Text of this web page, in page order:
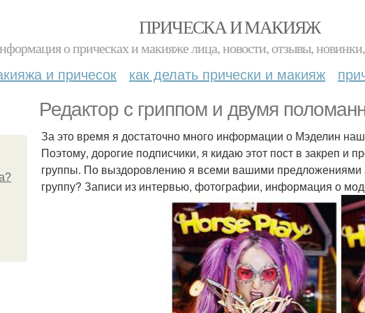
ПРИЧЕСКА И МАКИЯЖ
о прическах и макияже лица, новости, отзывы,
и причесок как делать прически и макияж
Редактор с гриппом и двумя
За это время я достаточно много информации о Мэделин
Поэтому, дорогие подписчики, я кидаю этот пост в закреп и
группы. По выздоровлению я всеми вашими предложениями
группу? Записи из интервью, фотографии, информация о